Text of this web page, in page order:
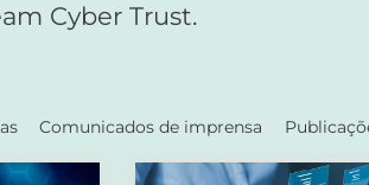
Cyber Trust.
Comunicados de imprensa